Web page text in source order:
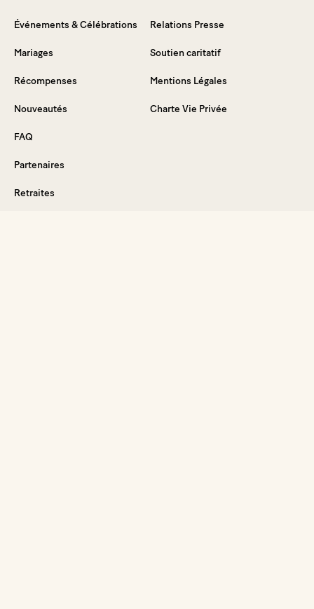
Événements & Célébrations
Mariages
Récompenses
Nouveautés
FAQ
Partenaires
Retraites
Relations Presse
Soutien caritatif
Mentions Légales
Charte Vie Privée